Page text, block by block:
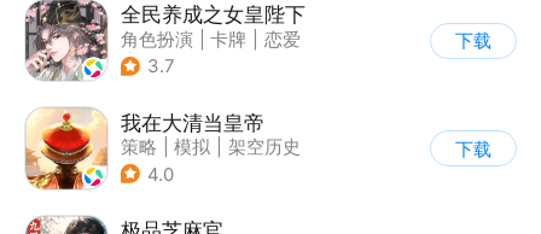
全民养成之女皇陛下
角色扮演 卡牌
恋爱
| 结婚
3.7
下载
我在大清当皇帝
策略 模拟
架空历史
| 中国风
4.0
下载